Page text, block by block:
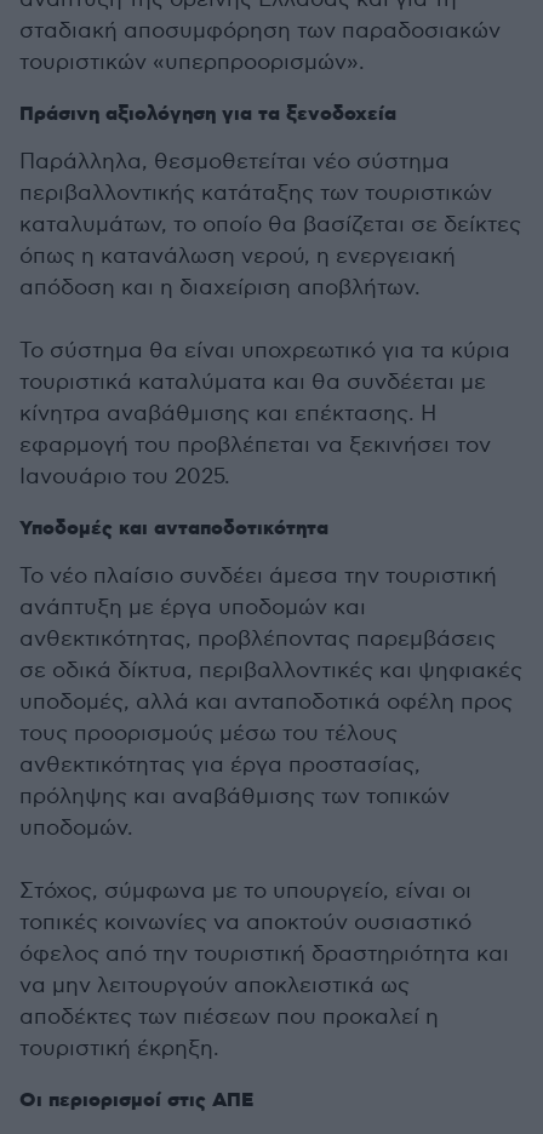
σταδιακή αποσυμφόρηση των παραδοσιακών
τουριστικών «υπερπροορισμών».
Πράσινη αξιολόγηση για τα ξενοδοχεία
Παράλληλα, θεσμοθετείται νέο σύστημα
περιβαλλοντικής κατάταξης των τουριστικών
καταλυμάτων, το οποίο θα βασίζεται σε δείκτες
όπως η κατανάλωση νερού, η ενεργειακή
απόδοση και η διαχείριση αποβλήτων.
Το σύστημα θα είναι υποχρεωτικό για τα κύρια
τουριστικά καταλύματα και θα συνδέεται με
κίνητρα αναβάθμισης και επέκτασης. Η
εφαρμογή του προβλέπεται να ξεκινήσει τον
Ιανουάριο του 2025.
Υποδομές και ανταποδοτικότητα
Το νέο πλαίσιο συνδέει άμεσα την τουριστική
ανάπτυξη με έργα υποδομών και
ανθεκτικότητας, προβλέποντας παρεμβάσεις
σε οδικά δίκτυα, περιβαλλοντικές και ψηφιακές
υποδομές, αλλά και ανταποδοτικά οφέλη προς
τους προορισμούς μέσω του τέλους
ανθεκτικότητας για έργα προστασίας,
πρόληψης και αναβάθμισης των τοπικών
υποδομών.
Στόχος, σύμφωνα με το υπουργείο, είναι οι
τοπικές κοινωνίες να αποκτούν ουσιαστικό
όφελος από την τουριστική δραστηριότητα και
να μην λειτουργούν αποκλειστικά ως
αποδέκτες των πιέσεων που προκαλεί η
τουριστική έκρηξη.
Οι περιορισμοί στις ΑΠΕ